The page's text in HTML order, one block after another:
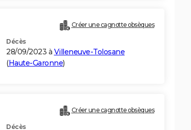
Créer une cagnotte obsèques
Décès
28/09/2023 à Villeneuve-Tolosane
(Haute-Garonne)
Créer une cagnotte obsèques
Décès